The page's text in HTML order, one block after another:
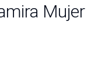
Mujer